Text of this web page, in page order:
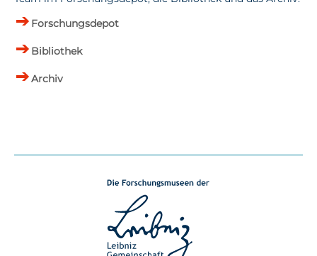
Forschungsdepot
Bibliothek
Archiv